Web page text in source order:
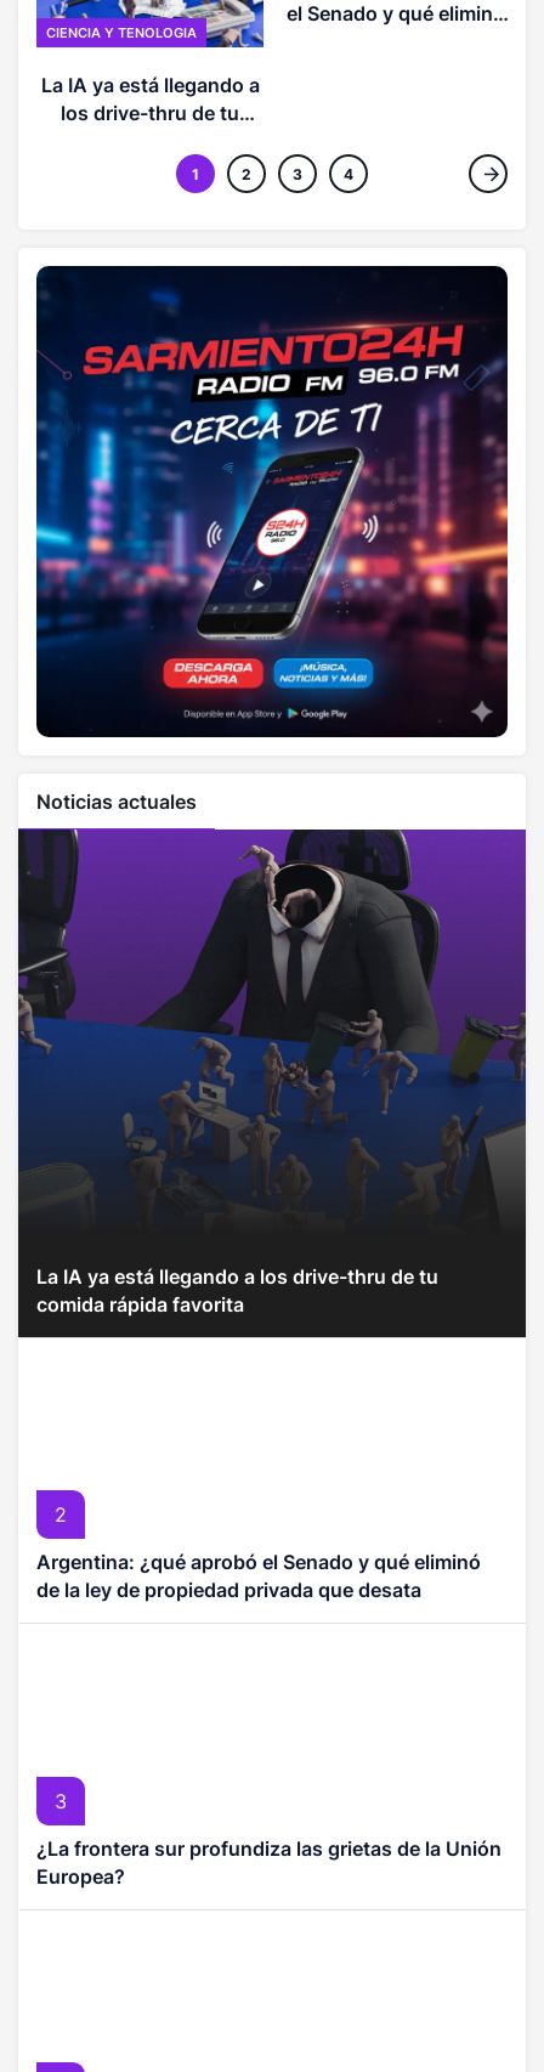
CIENCIA Y TENOLOGIA
La IA ya está llegando a
los drive-thru de tu
el Senado y qué eliminó
1 2 3 4
Noticias actuales
La IA ya está llegando a los drive-thru de tu
comida rápida favorita
2
Argentina: ¿qué aprobó el Senado y qué eliminó
de la ley de propiedad privada que desata
protestas?
3
¿La frontera sur profundiza las grietas de la Unión
Europea?